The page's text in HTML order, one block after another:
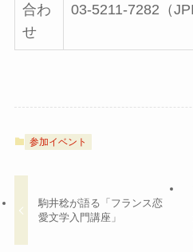
合わ
せ
03-5211-7282（
参加イベント
駒井稔が語る「フランス恋
愛文学入門講座」